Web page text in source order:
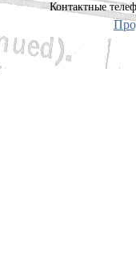
Контактные